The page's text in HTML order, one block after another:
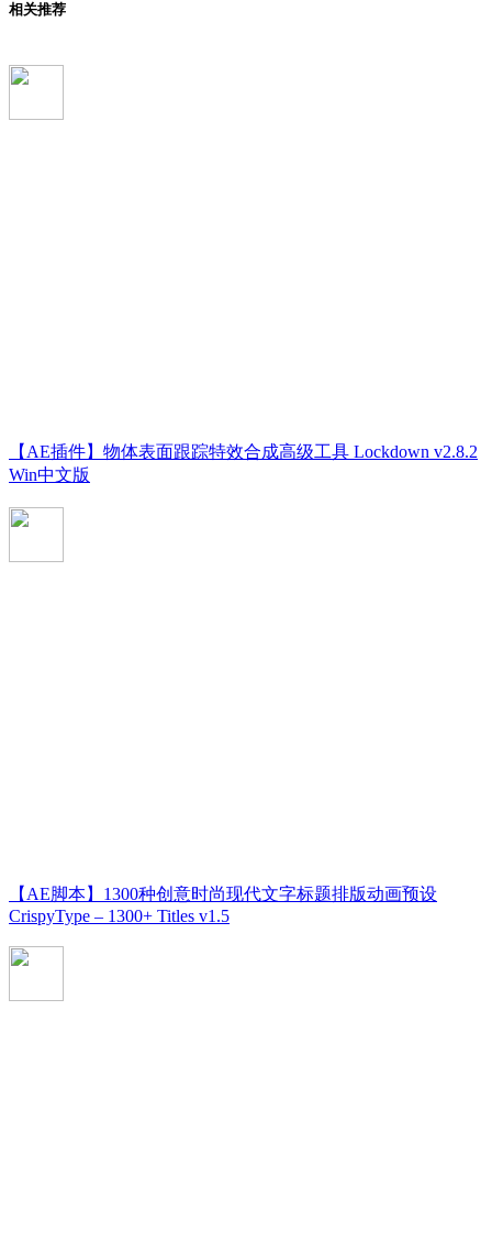
相关推荐
【AE插件】物体表面跟踪特效合成高级工具 Lockdown v2.8.2
Win中文版
【AE脚本】1300种创意时尚现代文字标题排版动画预设
CrispyType – 1300+ Titles v1.5